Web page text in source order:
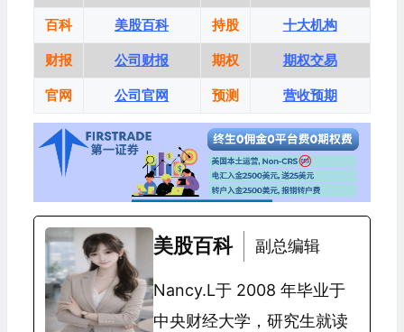
百科 美股百科 持股 十大机构
财报 公司财报 期权 期权交易
官网 公司官网 预测 营收预期
美股百科 副总编辑
Nancy.L于 2008 年毕业于
中央财经大学，研究生就读